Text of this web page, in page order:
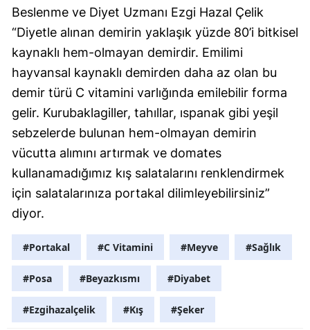
Beslenme ve Diyet Uzmanı Ezgi Hazal Çelik
“Diyetle alınan demirin yaklaşık yüzde 80’i bitkisel
kaynaklı hem-olmayan demirdir. Emilimi
hayvansal kaynaklı demirden daha az olan bu
demir türü C vitamini varlığında emilebilir forma
gelir. Kurubaklagiller, tahıllar, ıspanak gibi yeşil
sebzelerde bulunan hem-olmayan demirin
vücutta alımını artırmak ve domates
kullanamadığımız kış salatalarını renklendirmek
için salatalarınıza portakal dilimleyebilirsiniz”
diyor.
#Portakal #C Vitamini #Meyve #Sağlık
#Posa #Beyazkısmı #Diyabet
#Ezgihazalçelik #Kış #Şeker